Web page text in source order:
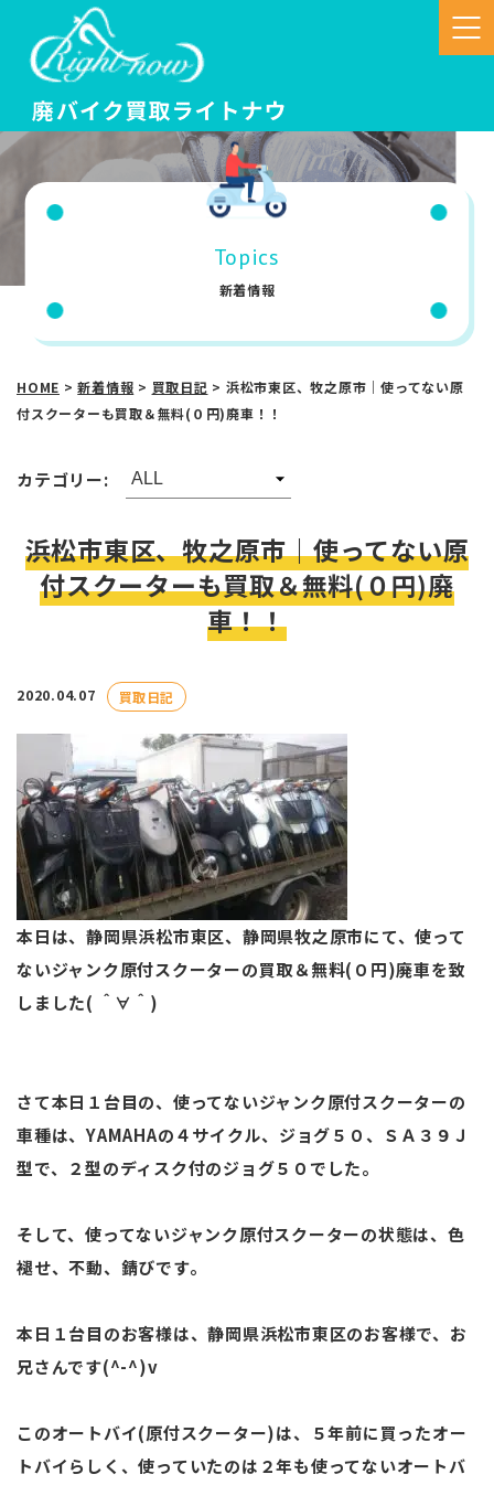
Topics
新着情報
HOME >新着情報 > 買取日記 > 浜松市東区、牧之原市｜使ってない原
付スクーターも買取＆無料(０円)廃車！！
カテゴリー:
浜松市東区、牧之原市｜使ってない原
付スクーターも買取＆無料(０円)廃
車！！
2020.04.07 買取日記
本日は、静岡県浜松市東区、静岡県牧之原市にて、使って
ないジャンク原付スクーターの買取＆無料(０円)廃車を致
しました( ＾∀＾)
さて本日１台目の、使ってないジャンク原付スクーターの
車種は、YAMAHAの４サイクル、ジョグ５０、ＳＡ３９Ｊ
型で、２型のディスク付のジョグ５０でした。
そして、使ってないジャンク原付スクーターの状態は、色
褪せ、不動、錆びです。
本日１台目のお客様は、静岡県浜松市東区のお客様で、お
兄さんです(^-^)v
このオートバイ(原付スクーター)は、５年前に買ったオー
トバイらしく、使っていたのは２年も使ってないオートバ